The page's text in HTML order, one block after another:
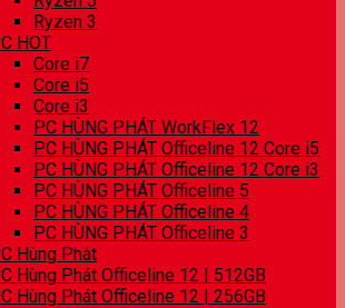
Ryzen 3
HOT
Core i7
Core i5
Core i3
PC HÙNG PHÁT WorkFlex 12
PC HÙNG PHÁT Officeline 12 Core i5
PC HÙNG PHÁT Officeline 12 Core i3
PC HÙNG PHÁT Officeline 5
PC HÙNG PHÁT Officeline 4
PC HÙNG PHÁT Officeline 3
Hùng Phát
Hùng Phát Officeline 12 | 512GB
Hùng Phát Officeline 12 | 256GB